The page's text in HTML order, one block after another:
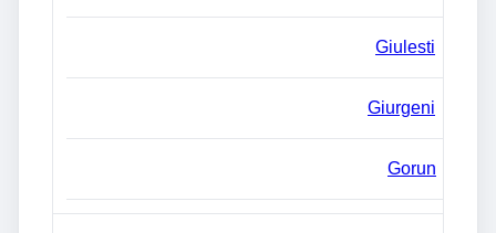
Giulesti
Giurgeni
Gorun